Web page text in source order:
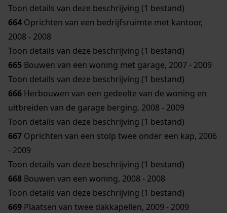
Toon details van deze beschrijving (1 bestand)
664 Oprichten van een bedrijfsruimte met kantoor,
2008 - 2008
Toon details van deze beschrijving (1 bestand)
665 Bouwen van een woning met garage, 2007 - 2009
Toon details van deze beschrijving (1 bestand)
666 Herbouwen van een gedeelte van de woning en
uitbreiden van de garage berging, 2008 - 2009
Toon details van deze beschrijving (1 bestand)
667 Oprichten van een stolp twee onder een kap, 2006
- 2009
Toon details van deze beschrijving (1 bestand)
668 Bouwen van een woning, 2008 - 2008
Toon details van deze beschrijving (1 bestand)
669 Plaatsen van twee dakkapellen, 2009 - 2009